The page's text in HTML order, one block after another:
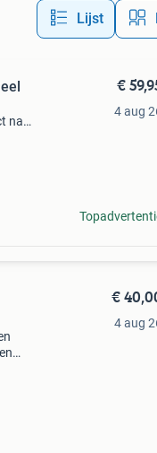
Lijst
na
€
4 aug
€
4 aug